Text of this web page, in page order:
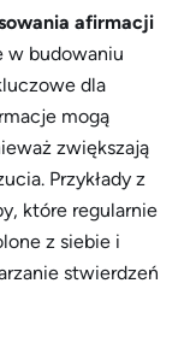
afirmacji
w budowaniu
dla
mogą
zwiększają
Przykłady z
które regularnie
z siebie i
stwierdzeń